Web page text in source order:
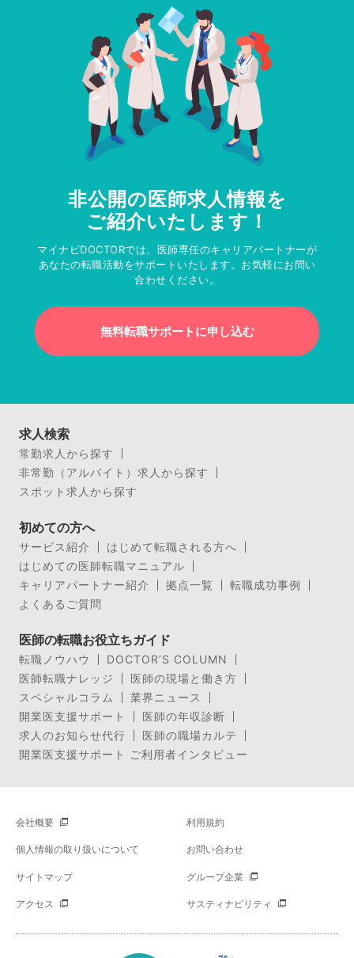
非公開の医師求人情報を
ご紹介いたします！
マイナビDOCTORでは、医師専任のキャリアパートナーが
あなたの転職活動をサポートいたします。お気軽にお問い
合わせください。
無料転職サポートに申し込む
求人検索
常勤求人から探す
非常勤（アルバイト）求人から探す
スポット求人から探す
初めての方へ
サービス紹介
はじめて転職される方へ
はじめての医師転職マニュアル
キャリアパートナー紹介
拠点一覧
転職成功事例
よくあるご質問
医師の転職お役立ちガイド
転職ノウハウ
DOCTOR’S COLUMN
医師転職ナレッジ
医師の現場と働き方
スペシャルコラム
業界ニュース
開業医支援サポート
医師の年収診断
求人のお知らせ代行
医師の職場カルテ
開業医支援サポート ご利用者インタビュー
会社概要 利用規約
個人情報の取り扱いについて お問い合わせ
サイトマップ グループ企業
アクセス サスティナビリティ